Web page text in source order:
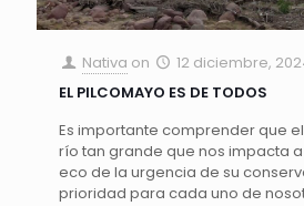
Nativa on
12 diciembre,
EL PILCOMAYO ES DE TODOS
Es importante comprender que
río tan grande que nos impacta
eco de la urgencia de su
prioridad para cada uno de